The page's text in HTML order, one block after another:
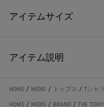
アイテムサイズ
アイテム説明
HOME / MENS / トップス / Tシャ
HOME / MENS / BRAND / THE